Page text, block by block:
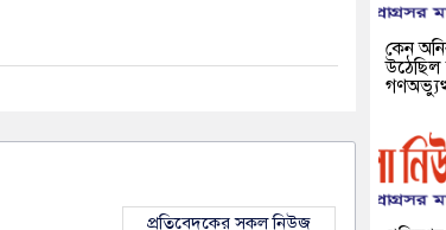
প্রতিবেদকের সকল নিউজ
কেন